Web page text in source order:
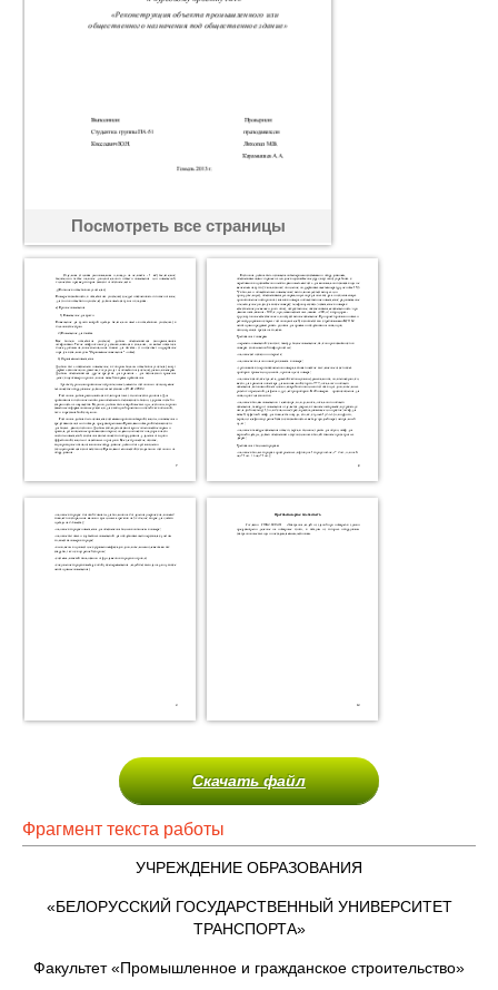
Посмотреть все страницы
Скачать файл
Фрагмент текста работы
УЧРЕЖДЕНИЕ ОБРАЗОВАНИЯ
«БЕЛОРУССКИЙ ГОСУДАРСТВЕННЫЙ УНИВЕРСИТЕТ
ТРАНСПОРТА»
Факультет «Промышленное и гражданское строительство»